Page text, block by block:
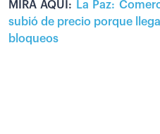
MIRA AQUÍ:
La Paz:
subió de precio porque
bloqueos